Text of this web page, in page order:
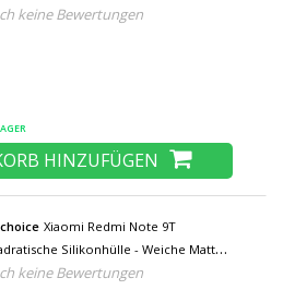
Liquid Cover Dunkelrosa
keine Bewertungen
HINZUFÜGEN
Xiaomi Redmi Note 9T
Silikonhülle - Weiche Matte
Liquid Cover Lila
keine Bewertungen